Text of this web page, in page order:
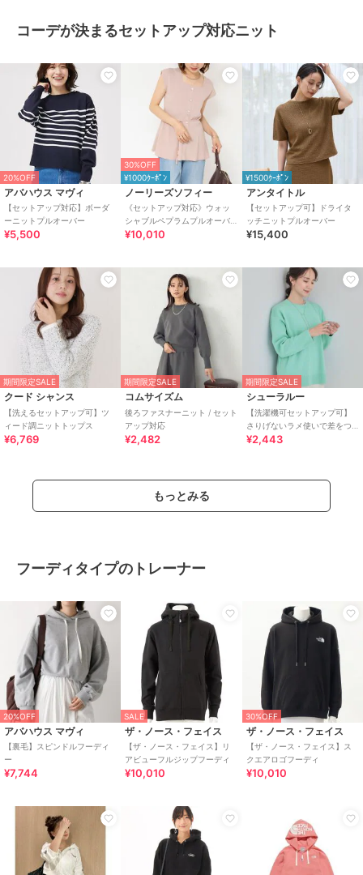
コーデが決まるセットアップ対応ニット
20%OFF
アバハウス マヴィ
【セットアップ対応】ボーダ
ーニットプルオーバー
¥5,500
30%OFF
¥1000ｸｰﾎﾟﾝ
ノーリーズソフィー
《セットアップ対応》ウォッ
シャブルペプラムプルオーバ
ー
¥10,010
¥1500ｸｰﾎﾟﾝ
アンタイトル
【セットアップ可】ドライタ
ッチニットプルオーバー
¥15,400
期間限定SALE
クード シャンス
【洗えるセットアップ可】ツ
ィード調ニットトップス
¥6,769
期間限定SALE
コムサイズム
後ろファスナーニット / セット
アップ対応
¥2,482
期間限定SALE
シューラルー
【洗濯機可セットアップ可】
さりげないラメ使いで差をつ
ける クルーネックニット
¥2,443
もっとみる
フーディタイプのトレーナー
20%OFF
アバハウス マヴィ
【裏毛】スピンドルフーディ
ー
¥7,744
SALE
ザ・ノース・フェイス
【ザ・ノース・フェイス】リ
アビューフルジップフーディ
¥10,010
30%OFF
ザ・ノース・フェイス
【ザ・ノース・フェイス】ス
クエアロゴフーディ
¥10,010